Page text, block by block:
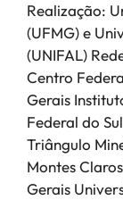
Realização:
(UFMG) e
(UNIFAL)
Centro
Gerais
Federal do
Triângulo
Montes
Gerais